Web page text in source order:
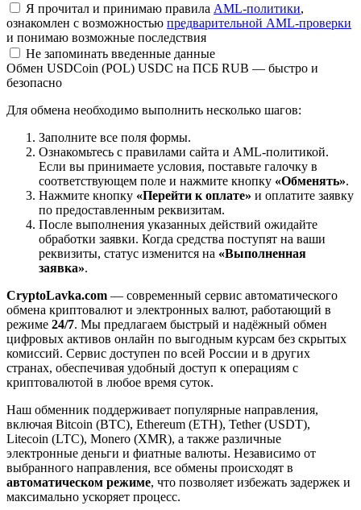
Я прочитал и принимаю правила AML-политики,
ознакомлен с возможностью предварительной AML-проверки
и понимаю возможные последствия
Не запоминать введенные данные
Обмен USDCoin (POL) USDC на ПСБ RUB — быстро и
безопасно
Для обмена необходимо выполнить несколько шагов:
Заполните все поля формы.
Ознакомьтесь с правилами сайта и AML-политикой.
Если вы принимаете условия, поставьте галочку в
соответствующем поле и нажмите кнопку «Обменять».
Нажмите кнопку «Перейти к оплате» и оплатите заявку
по предоставленным реквизитам.
После выполнения указанных действий ожидайте
обработки заявки. Когда средства поступят на ваши
реквизиты, статус изменится на «Выполненная
заявка».
CryptoLavka.com — современный сервис автоматического
обмена криптовалют и электронных валют, работающий в
режиме 24/7. Мы предлагаем быстрый и надёжный обмен
цифровых активов онлайн по выгодным курсам без скрытых
комиссий. Сервис доступен по всей России и в других
странах, обеспечивая удобный доступ к операциям с
криптовалютой в любое время суток.
Наш обменник поддерживает популярные направления,
включая Bitcoin (BTC), Ethereum (ETH), Tether (USDT),
Litecoin (LTC), Monero (XMR), а также различные
электронные деньги и фиатные валюты. Независимо от
выбранного направления, все обмены происходят в
автоматическом режиме, что позволяет избежать задержек и
максимально ускоряет процесс.